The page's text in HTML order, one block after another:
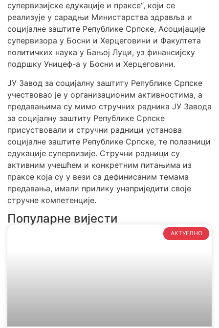
супервизијске едукације и праксе“, који се
реализује у сарадњи Министарства здравља и
социјалне заштите Републике Српске, Асоцијације
супервизора у Босни и Херцеговини и Факултета
политичких наука у Бањој Луци, уз финансијску
подршку Уницеф-а у Босни и Херцеговини.
ЈУ Завод за социјалну заштиту Републике Српске
учествовао је у организационим активностима, а
предавањима су мимо стручних радника ЈУ Завода
за социјалну заштиту Републике Српске
присуствовали и стручни радници установа
социјалне заштите Републике Српске, те полазници
едукације супервизије. Стручни радници су
активним учешћем и конкретним питањима из
праксе која су у вези са дефинисаним темама
предавања, имали прилику унаприједити своје
стручне компетенције.
Популарне вијести
АКТУЕЛНО